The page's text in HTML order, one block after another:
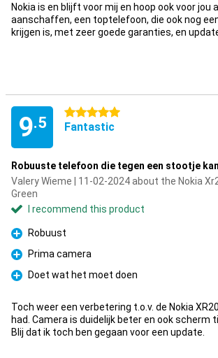
Nokia is en blijft voor mij en hoop ook voor jou
aanschaffen, een toptelefoon, die ook nog
krijgen is, met zeer goede garanties, en
9.5
5 stars
Fantastic
Robuuste telefoon die tegen een stootje kan
Valery Wieme | 11-02-2024 about the Nokia
Green
I recommend this product
Pro
Robuust
Pro
Prima camera
Pro
Doet wat het moet doen
Toch weer een verbetering t.o.v. de Nokia
had. Camera is duidelijk beter en ook scherm
Blij dat ik toch ben gegaan voor een update.